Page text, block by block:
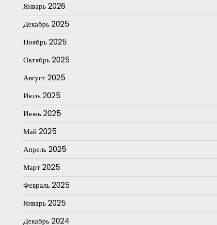
Январь 2026
Декабрь 2025
Ноябрь 2025
Октябрь 2025
Август 2025
Июль 2025
Июнь 2025
Май 2025
Апрель 2025
Март 2025
Февраль 2025
Январь 2025
Декабрь 2024